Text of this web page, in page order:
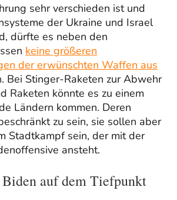
sehr verschieden ist und
der Ukraine und Israel
dürfte es neben den
keine größeren
der erwünschten Waffen aus
Bei Stinger-Raketen zur Abwehr
Raketen könnte es zu einem
Ländern kommen. Deren
zu sein, sie sollen aber
Stadtkampf sein, der mit der
ansteht.
auf dem Tiefpunkt